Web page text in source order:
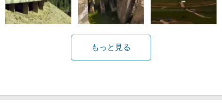
もっと見る